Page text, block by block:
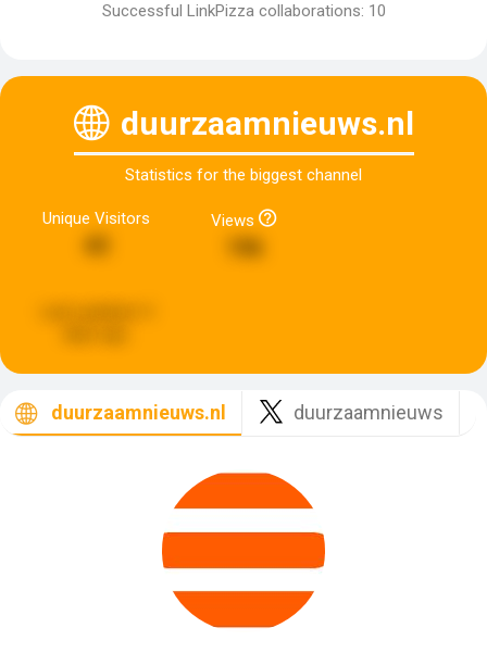
Successful LinkPizza collaborations: 10
duurzaamnieuws.nl
Statistics for the biggest channel
Unique Visitors Views
duurzaamnieuws.nl duurzaamnieuws